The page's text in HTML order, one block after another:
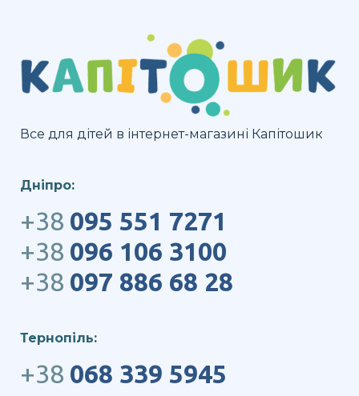
Все для дітей в інтернет-магазині Капітошик
Дніпро:
+38 095 551 7271
+38 096 106 3100
+38 097 886 68 28
Тернопіль:
+38 068 339 5945